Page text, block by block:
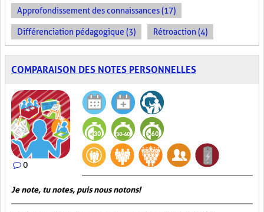
Approfondissement des connaissances (17)
Différenciation pédagogique (3) Rétroaction (4)
COMPARAISON DES NOTES PERSONNELLES
0
Je note, tu notes, puis nous notons!